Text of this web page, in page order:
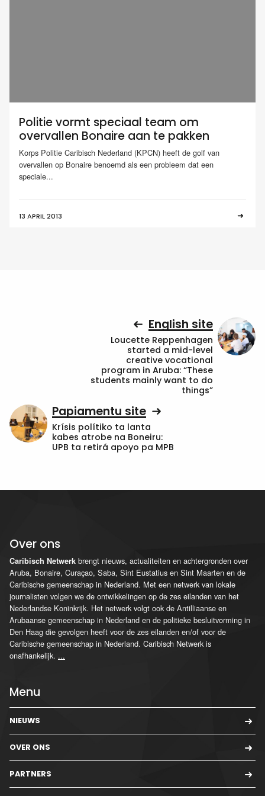
Politie vormt speciaal team om
overvallen Bonaire aan te pakken
Korps Politie Caribisch Nederland (KPCN) heeft de golf van
overvallen op Bonaire benoemd als een probleem dat een
speciale...
13 APRIL 2013
English site
Loucette Reppenhagen
started a mid-level
creative vocational
program in Aruba: “These
students mainly want to do
things”
Papiamentu site
Krísis polítiko ta lanta
kabes atrobe na Boneiru:
UPB ta retirá apoyo pa MPB
Over ons
Caribisch Netwerk brengt nieuws, actualiteiten en achtergronden over
Aruba, Bonaire, Curaçao, Saba, Sint Eustatius en Sint Maarten en de
Caribische gemeenschap in Nederland. Met een netwerk van lokale
journalisten volgen we de ontwikkelingen op de zes eilanden van het
Nederlandse Koninkrijk. Het netwerk volgt ook de Antilliaanse en
Arubaanse gemeenschap in Nederland en de politieke besluitvorming in
Den Haag die gevolgen heeft voor de zes eilanden en/of voor de
Caribische gemeenschap in Nederland. Caribisch Netwerk is
onafhankelijk. ...
Menu
NIEUWS
OVER ONS
PARTNERS